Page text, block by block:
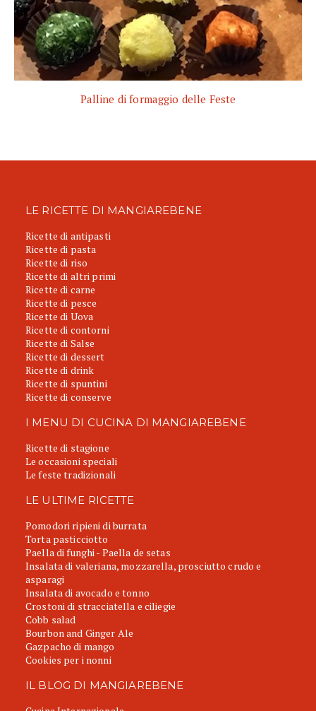
Palline di formaggio delle Feste
LE RICETTE DI MANGIAREBENE
Ricette di antipasti
Ricette di pasta
Ricette di riso
Ricette di altri primi
Ricette di carne
Ricette di pesce
Ricette di Uova
Ricette di contorni
Ricette di Salse
Ricette di dessert
Ricette di drink
Ricette di spuntini
Ricette di conserve
I MENU DI CUCINA DI MANGIAREBENE
Ricette di stagione
Le occasioni speciali
Le feste tradizionali
LE ULTIME RICETTE
Pomodori ripieni di burrata
Torta pasticciotto
Paella di funghi - Paella de setas
Insalata di valeriana, mozzarella, prosciutto crudo e
asparagi
Insalata di avocado e tonno
Crostoni di stracciatella e ciliegie
Cobb salad
Bourbon and Ginger Ale
Gazpacho di mango
Cookies per i nonni
IL BLOG DI MANGIAREBENE